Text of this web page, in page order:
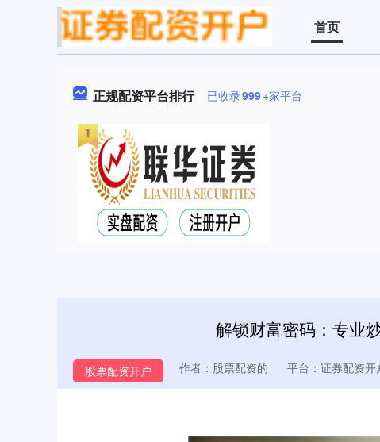
首页
正规配资平台排行 已收录999+家平台
解锁财富密码：专业
股票配资开户 作者：股票配资的 平台：证券配资开